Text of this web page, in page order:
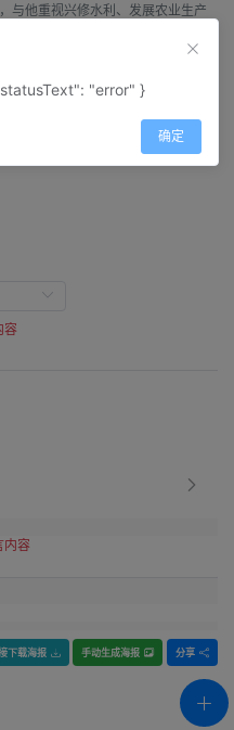
与他重视兴修水利、发展农业生产
，曾被誉为“世界塘中之冠”，与都江
它在“纳川吐流”，农田灌溉，水路
容
内容
下载海报 手动生成海报 分享
"error" }
确定